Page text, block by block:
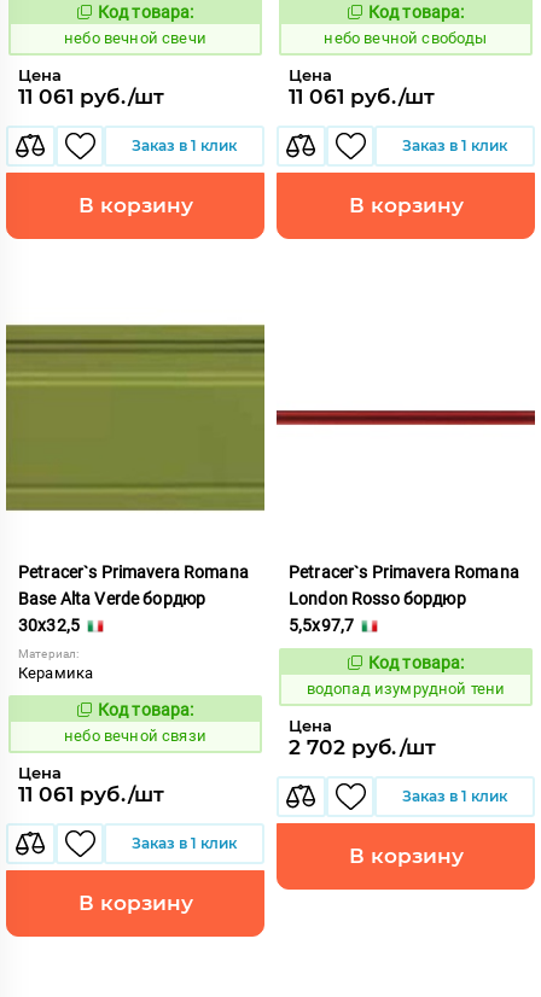
1111084
Код товара:
небо вечной свечи
Цена
11 061 руб./шт
Заказ в 1 клик
В корзину
1111085
Код товара:
небо вечной свободы
Цена
11 061 руб./шт
Заказ в 1 клик
В корзину
Petracer`s Primavera Romana
Base Alta Verde бордюр
30x32,5
Материал:
Керамика
1111086
Код товара:
небо вечной связи
Цена
11 061 руб./шт
Заказ в 1 клик
В корзину
Petracer`s Primavera Romana
London Rosso бордюр
5,5x97,7
191853
Код товара:
водопад изумрудной тени
Цена
2 702 руб./шт
Заказ в 1 клик
В корзину